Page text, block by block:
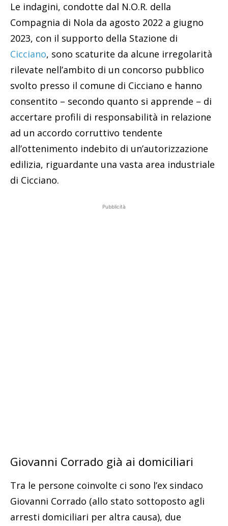
Le indagini, condotte dal N.O.R. della
Compagnia di Nola da agosto 2022 a giugno
2023, con il supporto della Stazione di
Cicciano, sono scaturite da alcune irregolarità
rilevate nell’ambito di un concorso pubblico
svolto presso il comune di Cicciano e hanno
consentito – secondo quanto si apprende – di
accertare profili di responsabilità in relazione
ad un accordo corruttivo tendente
all’ottenimento indebito di un’autorizzazione
edilizia, riguardante una vasta area industriale
di Cicciano.
Pubblicità
Giovanni Corrado già ai domiciliari
Tra le persone coinvolte ci sono l’ex sindaco
Giovanni Corrado (allo stato sottoposto agli
arresti domiciliari per altra causa), due